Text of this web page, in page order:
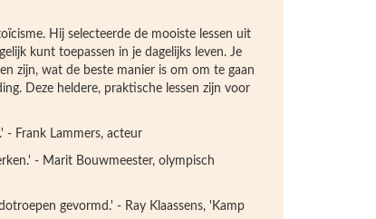
Hij selecteerde de mooiste lessen uit
kunt toepassen in je dagelijks leven. Je
zijn, wat de beste manier is om om te gaan
Deze heldere, praktische lessen zijn voor
- Frank Lammers, acteur
- Marit Bouwmeester, olympisch
gevormd.' - Ray Klaassens, 'Kamp